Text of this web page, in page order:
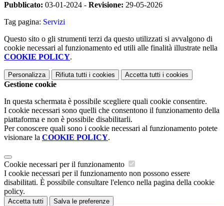
Pubblicato: 03-01-2024 - Revisione: 29-05-2026
Tag pagina: Servizi
Questo sito o gli strumenti terzi da questo utilizzati si avvalgono di
cookie necessari al funzionamento ed utili alle finalità illustrate nella
COOKIE POLICY.
Personalizza Rifiuta tutti i cookies Accetta tutti i cookies
Gestione cookie
In questa schermata è possibile scegliere quali cookie consentire.
I cookie necessari sono quelli che consentono il funzionamento della
piattaforma e non è possibile disabilitarli.
Per conoscere quali sono i cookie necessari al funzionamento potete
visionare la COOKIE POLICY.
Cookie necessari per il funzionamento
I cookie necessari per il funzionamento non possono essere
disabilitati. È possibile consultare l'elenco nella pagina della cookie
policy.
Accetta tutti Salva le preferenze